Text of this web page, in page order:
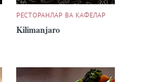
РЕСТОРАНЛАР ВА КАФЕЛАР
Kilimanjaro